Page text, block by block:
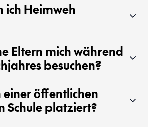
ich Heimweh
Eltern mich während
besuchen?
einer öffentlichen
Schule platziert?